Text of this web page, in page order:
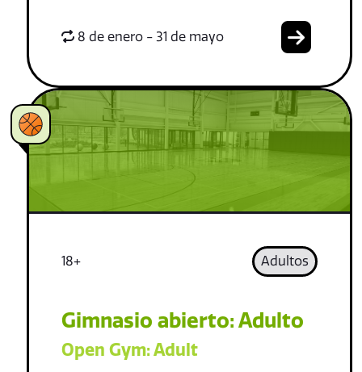
8 de enero - 31 de mayo
18+ Adultos
Gimnasio abierto: Adulto
Open Gym: Adult